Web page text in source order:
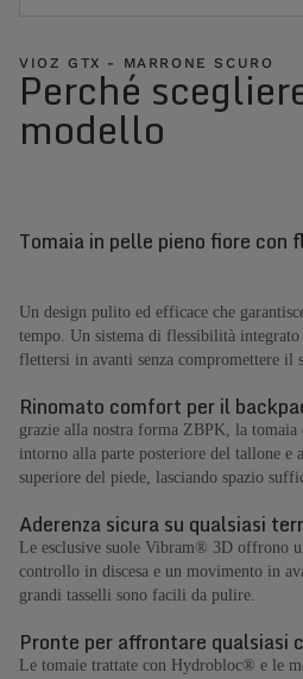
VIOZ GTX - MARRONE SCURO
Perché
modello
Tomaia in pelle pieno fiore con
Un design pulito ed efficace che
tempo. Un sistema di flessibilità integrato
flettersi in avanti senza compromettere il
Rinomato comfort per il
grazie alla nostra forma ZBPK, la
intorno alla parte posteriore del tallone e
superiore del piede, lasciando spazio
Aderenza sicura su qualsiasi
Le esclusive suole Vibram® 3D offrono
controllo in discesa e un movimento in
grandi tasselli sono facili da pulire.
Pronte per affrontare qualsiasi
Le tomaie trattate con Hydrobloc® e le